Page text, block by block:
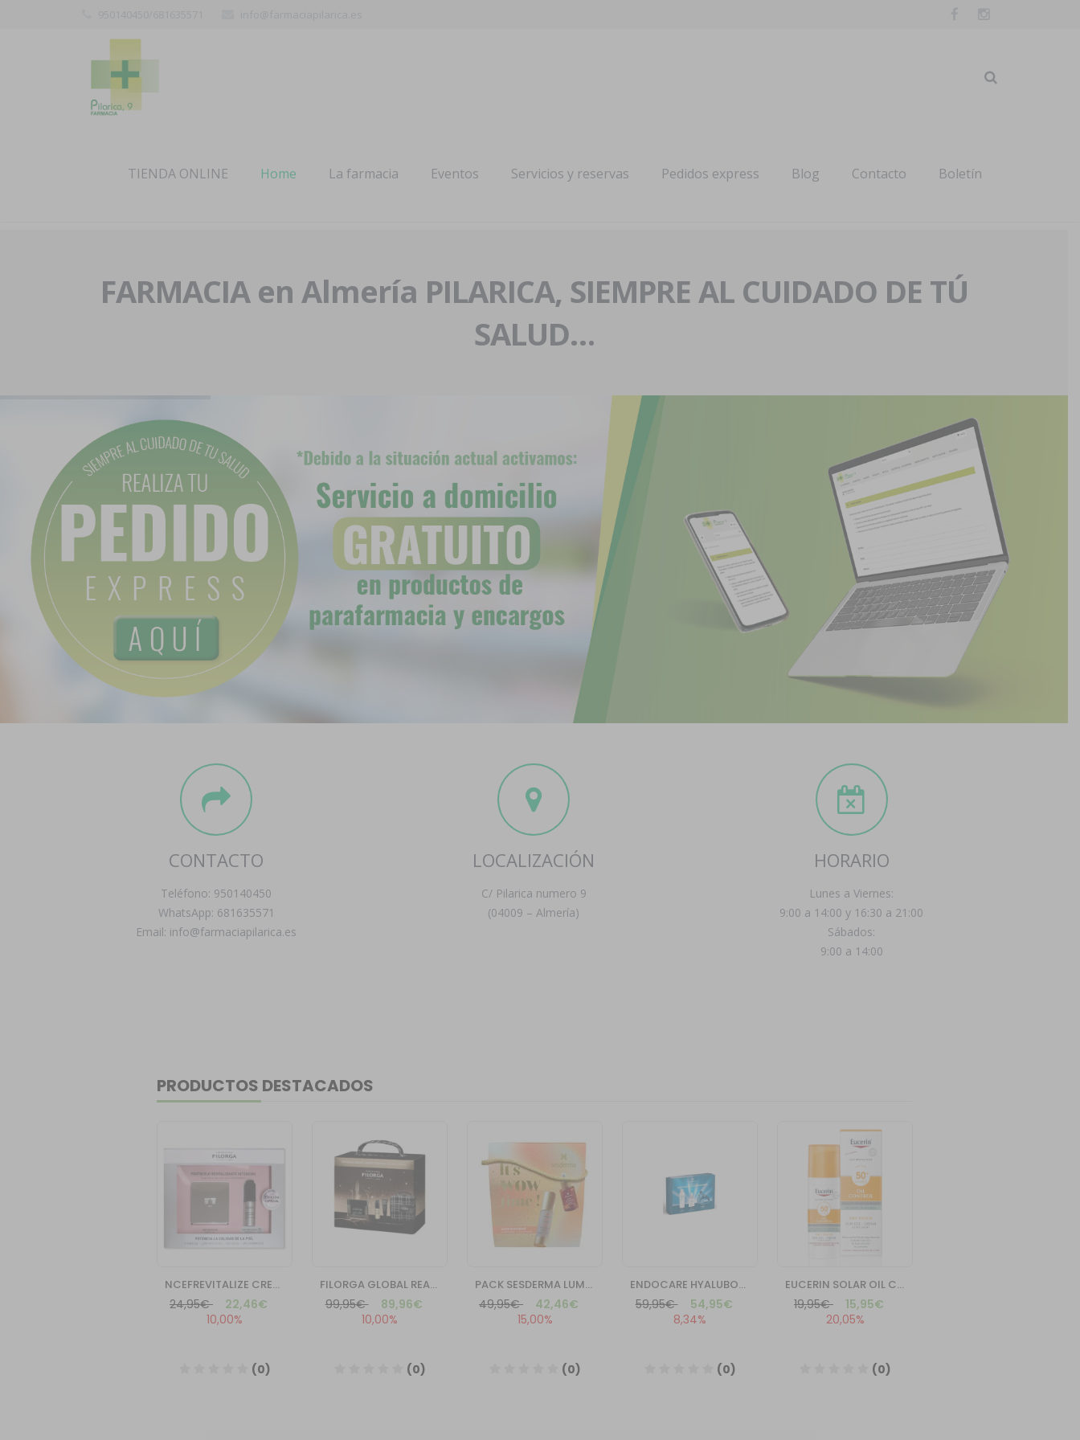
TIENDA ONLINE Home La farmacia Eventos Servicios y reservas Pedidos express Blog Contacto Boletín
FARMACIA en Almería PILARICA, SIEMPRE AL CUIDADO DE TÚ
SALUD…
CONTACTO
Teléfono: 950140450
WhatsApp: 681635571
Email: info@farmaciapilarica.es
LOCALIZACIÓN
C/ Pilarica numero 9
(04009 – Almería)
HORARIO
Lunes a Viernes:
9:00 a 14:00 y 16:30 a 21:00
Sábados:
9:00 a 14:00